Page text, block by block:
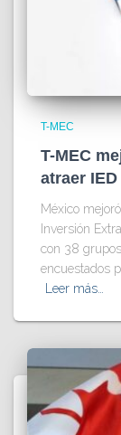
T-MEC
T-MEC
atraer
México
Inversión
con 38
encuestados
Leer más…